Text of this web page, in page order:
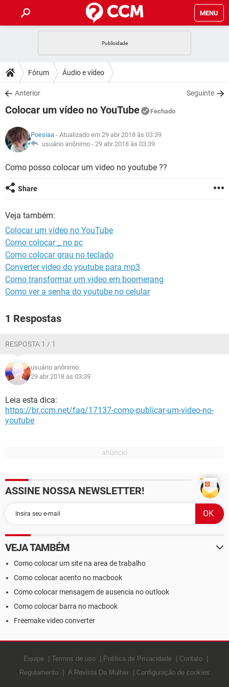
MENU
CELULAR
OUTLOOK
INSTAGRAM GMAIL
GUIA DE COMPRAS
DICAS
JOGOS
INSTAGRAM GMAIL
GUIA DE COMPRAS
DOWNLOADS
JOGOS WHATSAPP
CELULAR
OUTLOOK EXCEL
JOGOS WHATSAPP
CELULAR
OUTLOOK EXCEL
INSTAGRAM
GLOSSÁRIO
WHATSAPP
INSTAGRAM
GUIA DE COMPRAS
Fórum Áudio e vídeo
Anterior Seguinte
Colocar um vídeo no YouTube Fechado
Poesiaa - Atualizado em 29 abr 2018 às 03:39
usuário anônimo - 29 abr 2018 às 03:39
Como posso colocar um video no youtube ??
Share
Veja também:
Colocar um vídeo no YouTube
Como colocar _ no pc
Como colocar grau no teclado
Converter video do youtube para mp3
Como transformar um video em boomerang
Como ver a senha do youtube no celular
1 Respostas
RESPOSTA 1 / 1
usuário anônimo
29 abr 2018 às 03:39
Leia esta dica:
https://br.ccm.net/faq/17137-como-publicar-um-video-no-
youtube
ASSINE NOSSA NEWSLETTER!
VEJA TAMBÉM
Como colocar um site na area de trabalho
Como colocar acento no macbook
Como colocar mensagem de ausencia no outlook
Como colocar barra no macbook
Freemake video converter
Equipe Termos de uso Política de Privacidade
Contato
Regulamento
A Revista Da Mulher Configuração de cookies